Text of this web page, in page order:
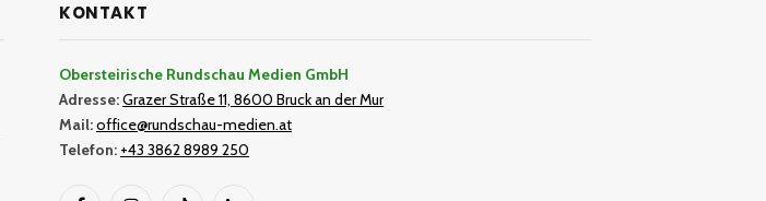
KONTAKT
Obersteirische Rundschau Medien GmbH
Adresse:Grazer Straße 11, 8600 Bruck an der Mur
Mail:office@rundschau-medien.at
Telefon: +43 3862 8989 250